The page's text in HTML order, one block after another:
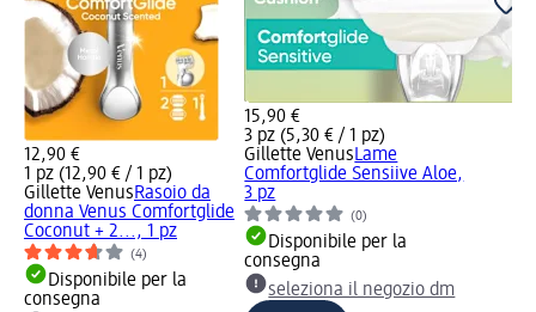
12,90 €
1 pz (12,90 € / 1 pz)
Gillette VenusRasoio da
donna Venus Comfortglide
Coconut + 2..., 1 pz
(4)
Disponibile per la
consegna
15,90 €
3 pz (5,30 € / 1 pz)
Gillette VenusLame
Comfortglide Sensiive Aloe,
3 pz
(0)
Disponibile per la
consegna
seleziona il negozio dm